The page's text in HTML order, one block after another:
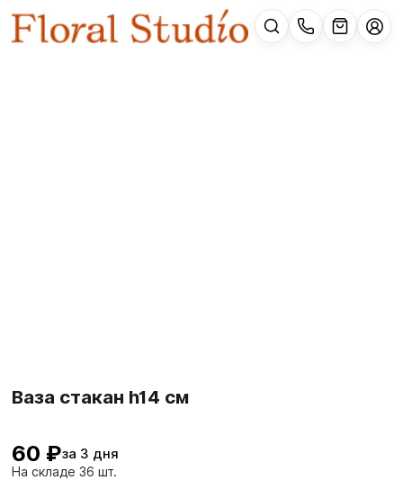
Ваза стакан h14 cм
60 ₽за 3 дня
На складе 36 шт.